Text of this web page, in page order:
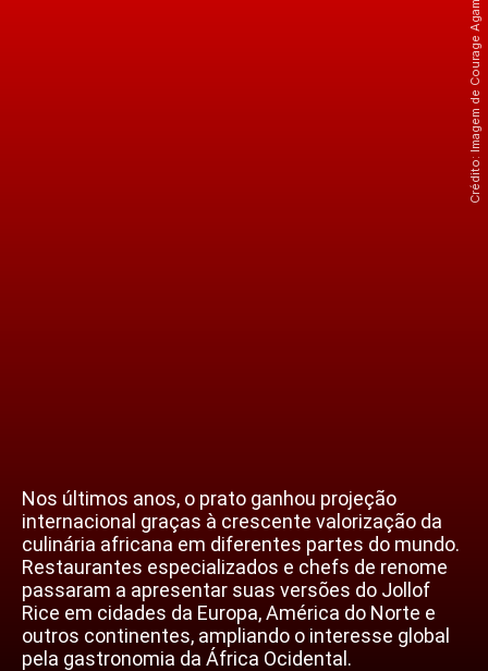
Nos últimos anos, o prato ganhou projeção
internacional graças à crescente valorização da
culinária africana em diferentes partes do mundo.
Restaurantes especializados e chefs de renome
passaram a apresentar suas versões do Jollof
Rice em cidades da Europa, América do Norte e
outros continentes, ampliando o interesse global
pela gastronomia da África Ocidental.
Crédito: Imagem de Courage Agamah por Pixabay